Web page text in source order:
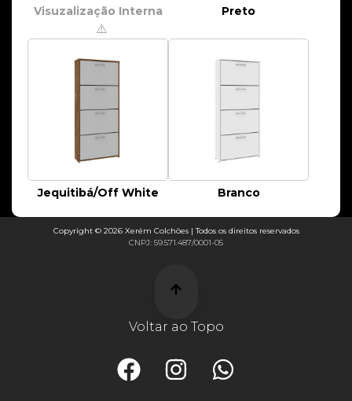
Visuzalização Interna
⚠️
Preto
Jequitibá/Off White Branco
Voltar ao Topo
Copyright © 2026 Xerém Colchões | Todos os direitos reservados
CNPJ: 59.571.487/0001-05